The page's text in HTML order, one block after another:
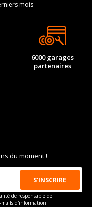
mois
6000 garages
partenaires
du moment !
de responsable de
d'information